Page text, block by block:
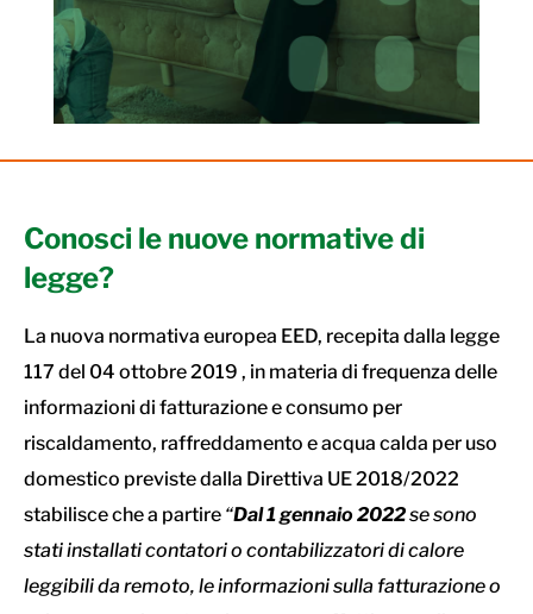
Conosci le nuove normative di
legge?
La nuova normativa europea EED, recepita dalla legge
117 del 04 ottobre 2019 , in materia di frequenza delle
informazioni di fatturazione e consumo per
riscaldamento, raffreddamento e acqua calda per uso
domestico previste dalla Direttiva UE 2018/2022
stabilisce che a partire “Dal 1 gennaio 2022se sono
stati installati contatori o contabilizzatori di calore
leggibili da remoto, le informazioni sulla fatturazione o